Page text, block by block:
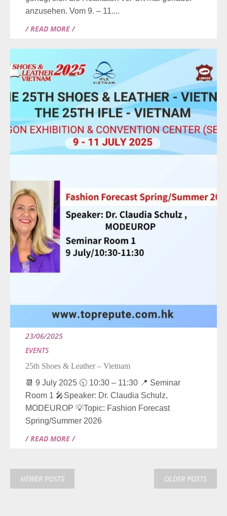
anzusehen. Vom 9. – 11....
/ READ MORE /
23/06/2025
EVENTS
25th Shoes & Leather – Vietnam
📆 9 July 2025 🕥 10:30 – 11:30 📍 Seminar
Room 1 🎤Speaker: Dr. Claudia Schulz,
MODEUROP 💡Topic: Fashion Forecast
Spring/Summer 2026
/ READ MORE /
NEWER POSTS OLDER POSTS